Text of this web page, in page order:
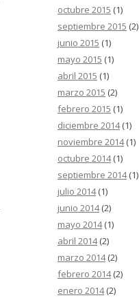
octubre 2015 (1)
septiembre 2015 (2)
junio 2015 (1)
mayo 2015 (1)
abril 2015 (1)
marzo 2015 (2)
febrero 2015 (1)
diciembre 2014(1)
noviembre 2014(1)
octubre 2014(1)
septiembre 2014(1)
julio 2014(1)
junio 2014(2)
mayo 2014(1)
abril 2014(2)
marzo 2014(2)
febrero 2014(2)
enero 2014(2)